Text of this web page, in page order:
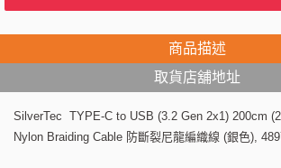
商品描述
取貨店舖地址
SilverTec TYPE-C to USB (3.2 Gen 2x1) 200cm
Nylon Braiding Cable 防斷裂尼龍編織線 (銀色),